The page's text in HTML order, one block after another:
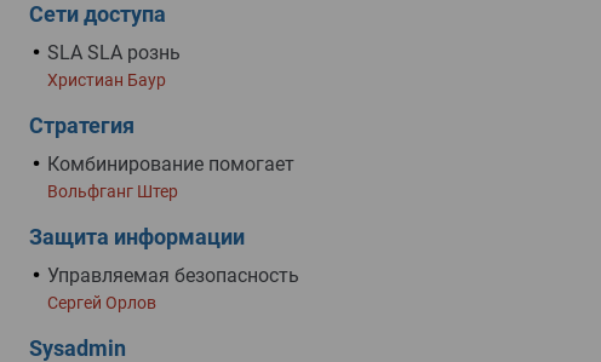
Сети доступа
SLA SLA рознь
Христиан Баур
Стратегия
Комбинирование помогает
Вольфганг Штер
Защита информации
Управляемая безопасность
Сергей Орлов
Sysadmin